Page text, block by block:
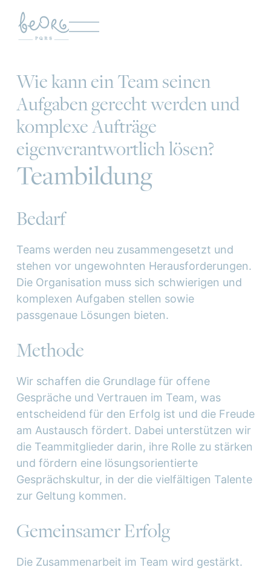
Wie kann ein Team seinen
Aufgaben gerecht werden und
komplexe Aufträge
eigenverantwortlich lösen?
Teambildung
Bedarf
Teams werden neu zusammengesetzt und
stehen vor ungewohnten Herausforderungen.
Die Organisation muss sich schwierigen und
komplexen Aufgaben stellen sowie
passgenaue Lösungen bieten.
Methode
Wir schaffen die Grundlage für offene
Gespräche und Vertrauen im Team, was
entscheidend für den Erfolg ist und die Freude
am Austausch fördert. Dabei unterstützen wir
die Teammitglieder darin, ihre Rolle zu stärken
und fördern eine lösungsorientierte
Gesprächskultur, in der die vielfältigen Talente
zur Geltung kommen.
Gemeinsamer Erfolg
Die Zusammenarbeit im Team wird gestärkt.